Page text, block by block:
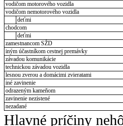
vodičom motorového vozidla
vodičom nemotorového vozidla
deťmi
chodcom
deťmi
zamestnancom SŽD
iným účastníkom cestnej premávky
závadou komunikácie
technickou závadou vozidla
lesnou zverou a domácimi zvieratami
iné zavinenie
odrazeným kameňom
zavinenie nezistené
nezadané
Hlavné príčiny